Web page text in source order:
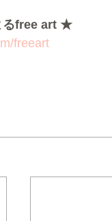
るfree art ★
freeart